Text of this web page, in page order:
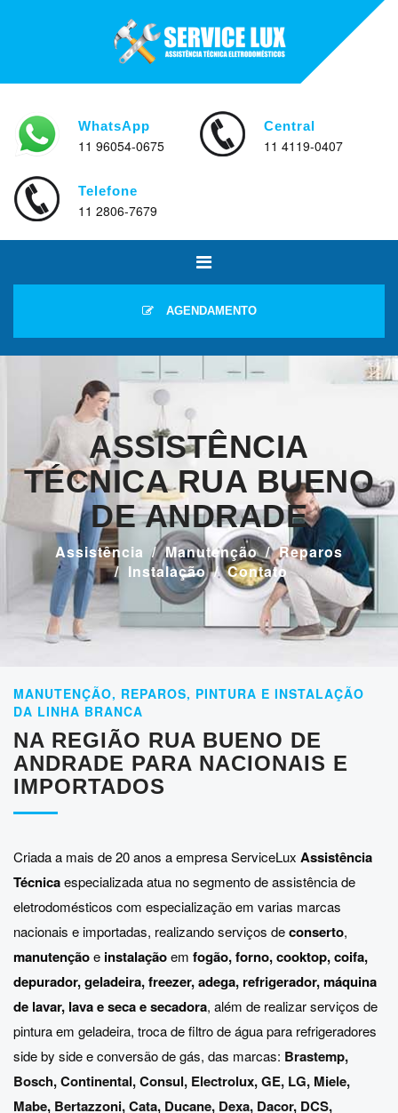
WhatsApp
11 96054-0675
Central
11 4119-0407
Telefone
11 2806-7679
AGENDAMENTO
ASSISTÊNCIA
TÉCNICA RUA BUENO
DE ANDRADE
Assistência Manutenção
Reparos
Instalação
Contato
MANUTENÇÃO, REPAROS, PINTURA E INSTALAÇÃO
DA LINHA BRANCA
NA REGIÃO RUA BUENO DE
ANDRADE PARA NACIONAIS E
IMPORTADOS
Criada a mais de 20 anos a empresa ServiceLux Assistência
Técnicaespecializada atua no segmento de assistência de
eletrodomésticos com especialização em varias marcas
nacionais e importadas, realizando serviços deconserto,
manutençãoe instalaçãoem fogão, forno, cooktop, coifa,
depurador, geladeira, freezer, adega, refrigerador, máquina
de lavar, lava e seca e secadora, além de realizar serviços de
pintura em geladeira, troca de filtro de água para refrigeradores
side by side e conversão de gás, das marcas: Brastemp,
Bosch,Continental,Consul, Electrolux,GE, LG, Miele,
Mabe, Bertazzoni,Cata, Ducane, Dexa, Dacor, DCS,